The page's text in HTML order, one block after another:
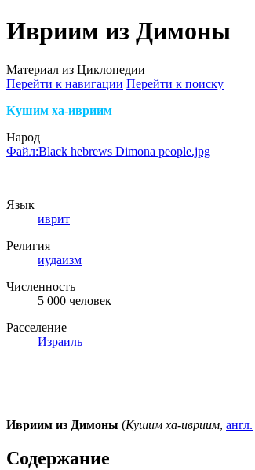
Ивриим из Димоны
Материал из Циклопедии
Перейти к навигации Перейти к поиску
Кушим ха-ивриим
Народ
Файл:Black hebrews Dimona people.jpg
Язык
иврит
Религия
иудаизм
Численность
5 000 человек
Расселение
Израиль
Ивриим из Димоны (Кушим ха-ивриим, англ.
Содержание